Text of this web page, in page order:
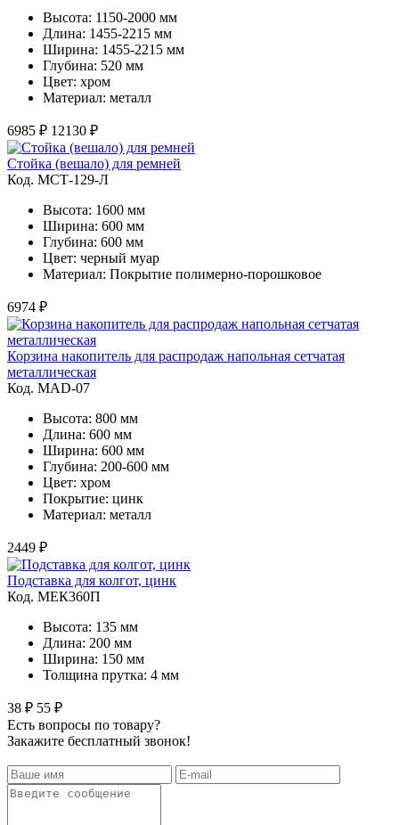
Высота: 1150-2000 мм
Длина: 1455-2215 мм
Ширина: 1455-2215 мм
Глубина: 520 мм
Цвет: хром
Материал: металл
6985 ₽ 12130 ₽
Стойка (вешало) для ремней
Код. MСТ-129-Л
Высота: 1600 мм
Ширина: 600 мм
Глубина: 600 мм
Цвет: черный муар
Материал: Покрытие полимерно-порошковое
6974 ₽
Корзина накопитель для распродаж напольная сетчатая
металлическая
Код. MAD-07
Высота: 800 мм
Длина: 600 мм
Ширина: 600 мм
Глубина: 200-600 мм
Цвет: хром
Покрытие: цинк
Материал: металл
2449 ₽
Подставка для колгот, цинк
Код. MЕК360П
Высота: 135 мм
Длина: 200 мм
Ширина: 150 мм
Толщина прутка: 4 мм
38 ₽ 55 ₽
Есть вопросы по товару?
Закажите бесплатный звонок!